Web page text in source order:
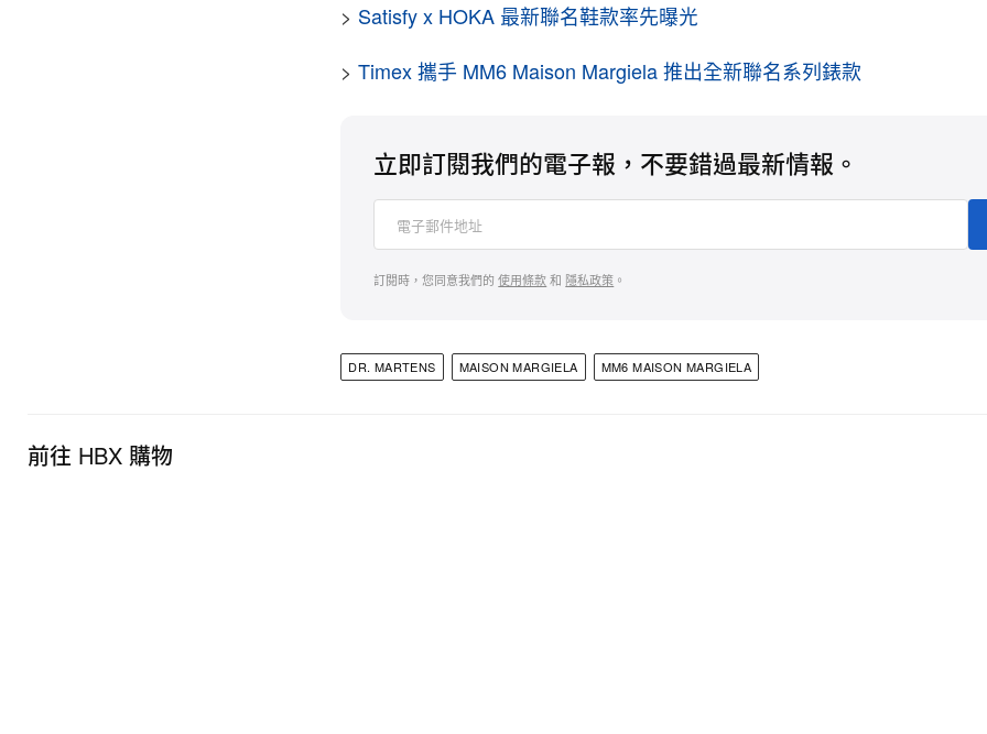
> Satisfy x HOKA 最新聯名鞋款率先曝光
>Timex 攜手 MM6 Maison Margiela 推出全新聯名系列錶款
立即訂閱我們的電子報，不要錯過最新情報。
訂閱時，您同意我們的使用條款和 隱私政策 。
DR. MARTENS MAISON MARGIELA MM6 MAISON MARGIELA
前往 HBX 購物